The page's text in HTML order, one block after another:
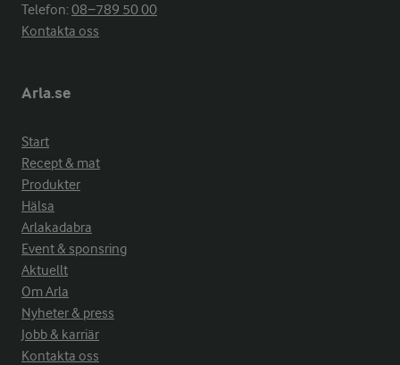
Telefon:08−789 50 00
Kontakta oss
Arla.se
Start
Recept & mat
Produkter
Hälsa
Arlakadabra
Event & sponsring
Aktuellt
Om Arla
Nyheter & press
Jobb & karriär
Kontakta oss